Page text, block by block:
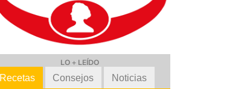
LO + LEÍDO
Recetas Consejos Noticias